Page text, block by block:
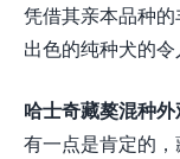
凭借其亲本品种
出色的纯种犬的令
哈士奇藏獒混种
有一点是肯定的